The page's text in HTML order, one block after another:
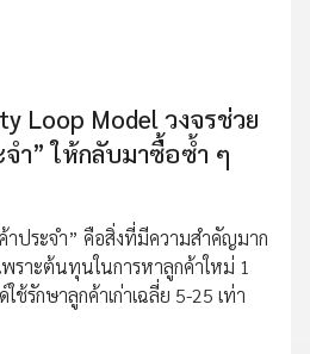
Loop Model วงจรช่วย
จำ” ให้กลับมาซื้อซ้ำ ๆ
าประจำ” คือสิ่งที่มีความสำคัญมาก
ราะต้นทุนในการหาลูกค้าใหม่ 1
รักษาลูกค้าเก่าเฉลี่ย 5-25 เท่า